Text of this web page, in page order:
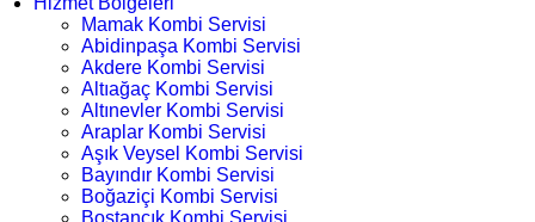
Mamak Kombi Servisi
Abidinpaşa Kombi Servisi
Akdere Kombi Servisi
Altıağaç Kombi Servisi
Altınevler Kombi Servisi
Araplar Kombi Servisi
Aşık Veysel Kombi Servisi
Bayındır Kombi Servisi
Boğaziçi Kombi Servisi
Bostancık Kombi Servisi